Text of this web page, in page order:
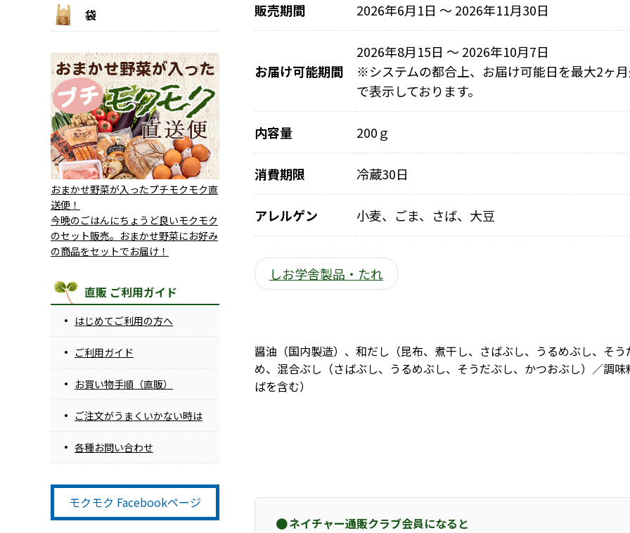
販売期間 2026年6月1日 〜 2026年11月30日
お届け可能期間
2026年8月15日 ～ 2026年10月7日
※システムの都合上、お届け可能日を最大2ヶ
で表示しております。
内容量 200ｇ
消費期限 冷蔵30日
アレルゲン 小麦、ごま、さば、大豆
しお学舎製品・たれ
醤油（国内製造）、和だし（昆布、煮干し、さばぶし、うるめぶし、そ
め、混合ぶし（さばぶし、うるめぶし、そうだぶし、かつおぶし）／調
ばを含む）
袋
おまかせ野菜が入ったプチモクモク直
送便！
今晩のごはんにちょうど良いモクモク
のセット販売。おまかせ野菜にお好み
の商品をセットでお届け！
直販 ご利用ガイド
はじめてご利用の方へ
ご利用ガイド
お買い物手順（直販）
ご注文がうまくいかない時は
各種お問い合わせ
モクモク Facebookページ
ネイチャー通販クラブ会員になると